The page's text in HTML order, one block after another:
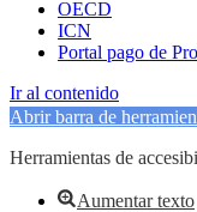
OECD
ICN
Portal pago de
Ir al contenido
Abrir barra de
Herramientas de
Aumentar texto